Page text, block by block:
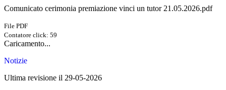
Comunicato cerimonia premiazione vinci un tutor 21.05.2026.pdf
File PDF
Contatore click: 59
Caricamento...
Notizie
Ultima revisione il 29-05-2026